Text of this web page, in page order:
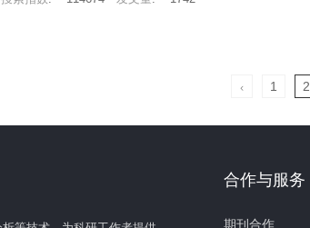
 1 2
合作与服务
期刊合作